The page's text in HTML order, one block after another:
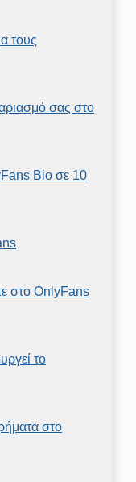
τους
σας στο
Bio σε 10
στο OnlyFans
το
στο